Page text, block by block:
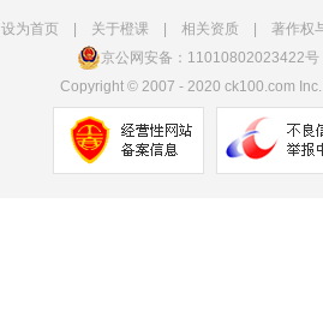
设为首页| 关于橙课| 相关资质
著作权
京公网安备：11010802023422号
Copyright ©2007 - 2020 ck100.com